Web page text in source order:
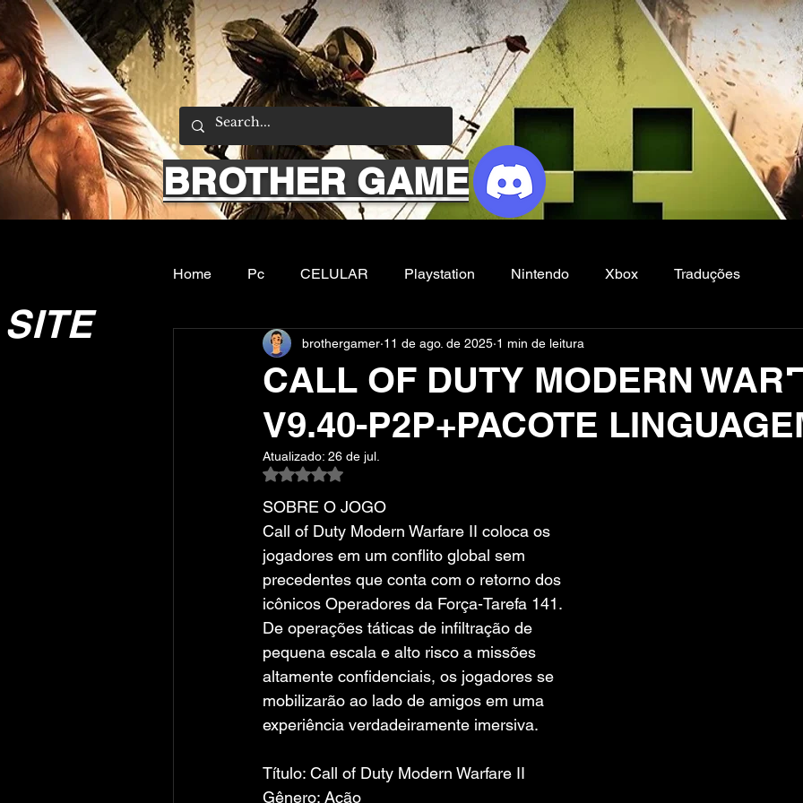
BROTHER GAME
Home Pc CELULAR Playstation Nintendo Xbox Traduções
Emuladores Sobre nos Filmes e Series Noticias
CALL OF DUTY MODERN
V9.40-P2P+PACOTE
brothergamer 11 de ago. de 2025 1 min de leitura
Atualizado: 26 de jul.
Avaliado com NaN de 5 estrelas.
SOBRE O JOGO
Call of Duty Modern Warfare II coloca os
jogadores em um conflito global sem
precedentes que conta com o retorno dos
icônicos Operadores da Força-Tarefa 141.
De operações táticas de infiltração de
pequena escala e alto risco a missões
altamente confidenciais, os jogadores se
mobilizarão ao lado de amigos em uma
experiência verdadeiramente imersiva.
Título: Call of Duty Modern Warfare II
Gênero: Ação